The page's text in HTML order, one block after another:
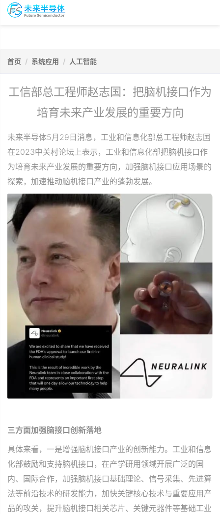
源
未
会
报
首页 系统应用 人工智能
工信部总工程师赵志国：把脑机接口作为
培育未来产业发展的重要方向
未来半导体5月29日消息，工业和信息化部总工程师赵志国
在2023中关村论坛上表示，工业和信息化部把脑机接口作
为培育未来产业发展的重要方向，加强脑机接口应用场景的
探索，加速推动脑机接口产业的蓬勃发展。
三方面加强脑接口创新落地
具体来看，一是增强脑机接口产业的创新能力。工业和信息
化部鼓励和支持脑机接口，在产学研用领域开展广泛的国
内、国际合作，加强脑机接口基础理论、信号采集、先进算
法等前沿技术的研发能力，加快关键核心技术与重要应用产
品的攻关，提升脑机接口相关芯片、关键元器件等基础工业